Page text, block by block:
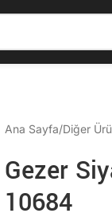
Ana Sayfa/Diğer
Gezer
10684